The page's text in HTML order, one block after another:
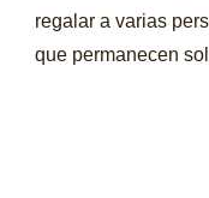
regalar a varias
que permanecen